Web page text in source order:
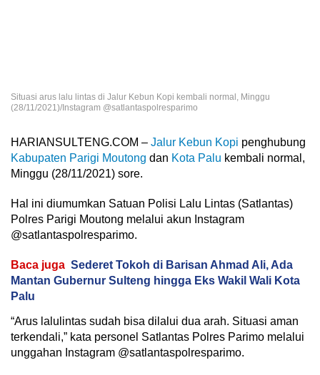
Situasi arus lalu lintas di Jalur Kebun Kopi kembali normal, Minggu
(28/11/2021)/Instagram @satlantaspolresparimo
HARIANSULTENG.COM – Jalur Kebun Kopi penghubung
Kabupaten Parigi Moutong dan Kota Palu kembali normal,
Minggu (28/11/2021) sore.
Hal ini diumumkan Satuan Polisi Lalu Lintas (Satlantas)
Polres Parigi Moutong melalui akun Instagram
@satlantaspolresparimo.
Baca juga Sederet Tokoh di Barisan Ahmad Ali, Ada
Mantan Gubernur Sulteng hingga Eks Wakil Wali Kota
Palu
“Arus lalulintas sudah bisa dilalui dua arah. Situasi aman
terkendali,” kata personel Satlantas Polres Parimo melalui
unggahan Instagram @satlantaspolresparimo.